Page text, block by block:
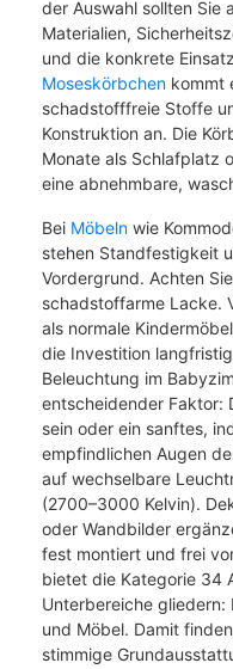
der Auswahl sollten Sie
Materialien,
und die konkrete
Moseskörbchen kommt
schadstofffreie Stoffe
Konstruktion an. Die
Monate als Schlafplatz
eine abnehmbare,
Bei Möbeln wie
stehen Standfestigkeit
Vordergrund. Achten
schadstoffarme Lacke.
als normale
die Investition
Beleuchtung im
entscheidender Faktor:
sein oder ein sanftes,
empfindlichen Augen
auf wechselbare
(2700–3000 Kelvin).
oder Wandbilder
fest montiert und frei
bietet die Kategorie 34
Unterbereiche gliedern:
und Möbel. Damit
stimmige